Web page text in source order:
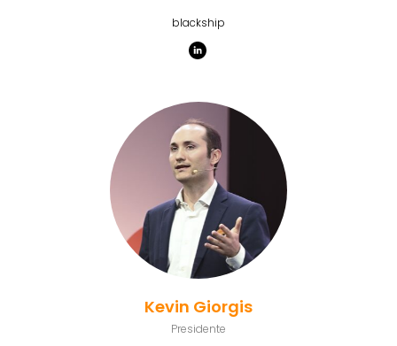
blackship
Kevin Giorgis
Presidente